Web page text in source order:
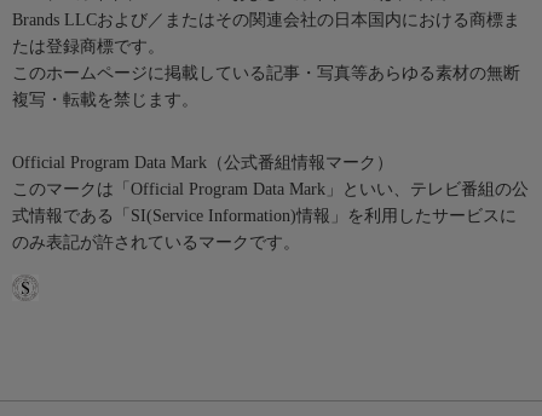
Brands LLCおよび／またはその関連会社の日本国内における商標ま
たは登録商標です。
このホームページに掲載している記事・写真等あらゆる素材の無断
複写・転載を禁じます。
Official Program Data Mark（公式番組情報マーク）
このマークは「Official Program Data Mark」といい、テレビ番組の公
式情報である「SI(Service Information)情報」を利用したサービスに
のみ表記が許されているマークです。